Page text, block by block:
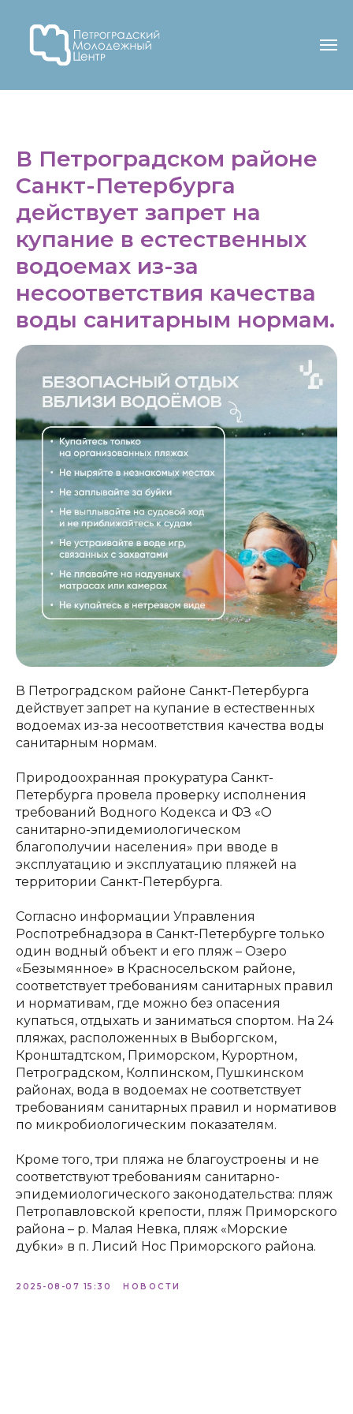
В Петроградском районе
Санкт-Петербурга
действует запрет на
купание в естественных
водоемах из-за
несоответствия качества
воды санитарным нормам.
В Петроградском районе Санкт-Петербурга
действует запрет на купание в естественных
водоемах из-за несоответствия качества воды
санитарным нормам.
Природоохранная прокуратура Санкт-
Петербурга провела проверку исполнения
требований Водного Кодекса и ФЗ «О
санитарно-эпидемиологическом
благополучии населения» при вводе в
эксплуатацию и эксплуатацию пляжей на
территории Санкт-Петербурга.
Согласно информации Управления
Роспотребнадзора в Санкт-Петербурге только
один водный объект и его пляж – Озеро
«Безымянное» в Красносельском районе,
соответствует требованиям санитарных правил
и нормативам, где можно без опасения
купаться, отдыхать и заниматься спортом. На 24
пляжах, расположенных в Выборгском,
Кронштадтском, Приморском, Курортном,
Петроградском, Колпинском, Пушкинском
районах, вода в водоемах не соответствует
требованиям санитарных правил и нормативов
по микробиологическим показателям.
Кроме того, три пляжа не благоустроены и не
соответствуют требованиям санитарно-
эпидемиологического законодательства: пляж
Петропавловской крепости, пляж Приморского
района – р. Малая Невка, пляж «Морские
дубки» в п. Лисий Нос Приморского района.
2025-08-07 15:30 НОВОСТИ